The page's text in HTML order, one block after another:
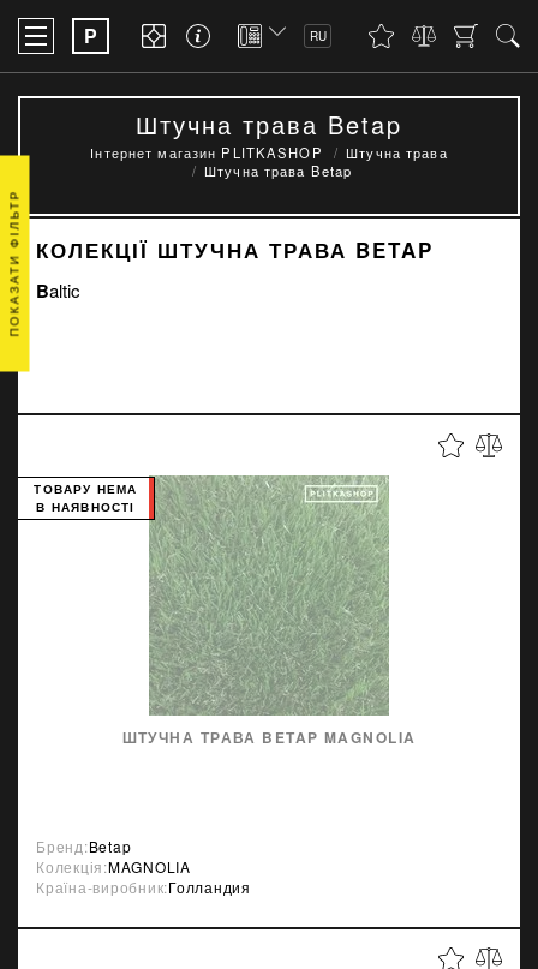
P RU
Штучна трава Betap
Інтернет магазин PLITKASHOP
Штучна трава
Штучна трава Betap
КОЛЕКЦІЇ ШТУЧНА ТРАВА BETAP
Baltic
ШТУЧНА ТРАВА BETAP MAGNOLIA
ТОВАРУ НЕМА
В НАЯВНОСТІ
Бренд:Betap
Колекція:MAGNOLIA
Країна-виробник:Голландия
ПОКАЗАТИ ФІЛЬТР